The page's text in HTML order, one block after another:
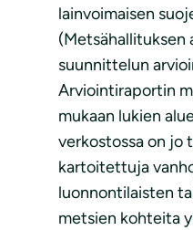
lainvoimaisen
(Metsähallituksen
suunnittelun
Arviointiraportin
mukaan lukien
verkostossa on jo
kartoitettuja
luonnontilaisten
metsien kohteita